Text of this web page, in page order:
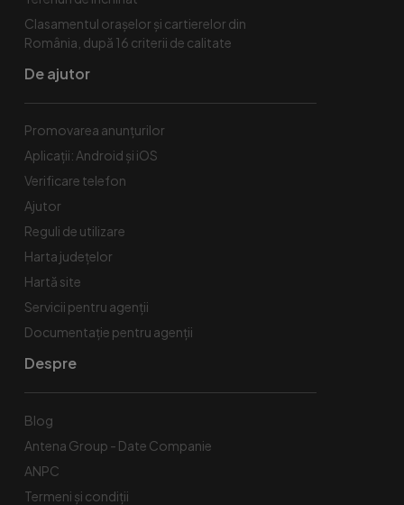
Clasamentul orașelor și cartierelor din
România, după 16 criterii de calitate
De ajutor
Promovarea anunțurilor
Aplicații: Android și iOS
Verificare telefon
Ajutor
Reguli de utilizare
Harta județelor
Hartă site
Servicii pentru agenții
Documentație pentru agenții
Despre
Blog
Antena Group - Date Companie
ANPC
Termeni și condiții